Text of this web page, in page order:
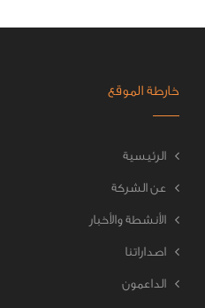
خارطة الموقع
الرئيسية
عن الشركة
الأنشطة والأخبار
اصداراتنا
الداعمون